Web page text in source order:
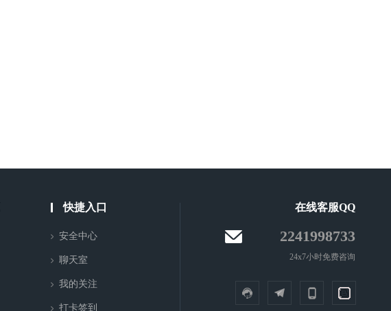
快捷入口
安全中心
聊天室
我的关注
打卡签到
在线客服QQ
2241998733
24x7小时免费咨询